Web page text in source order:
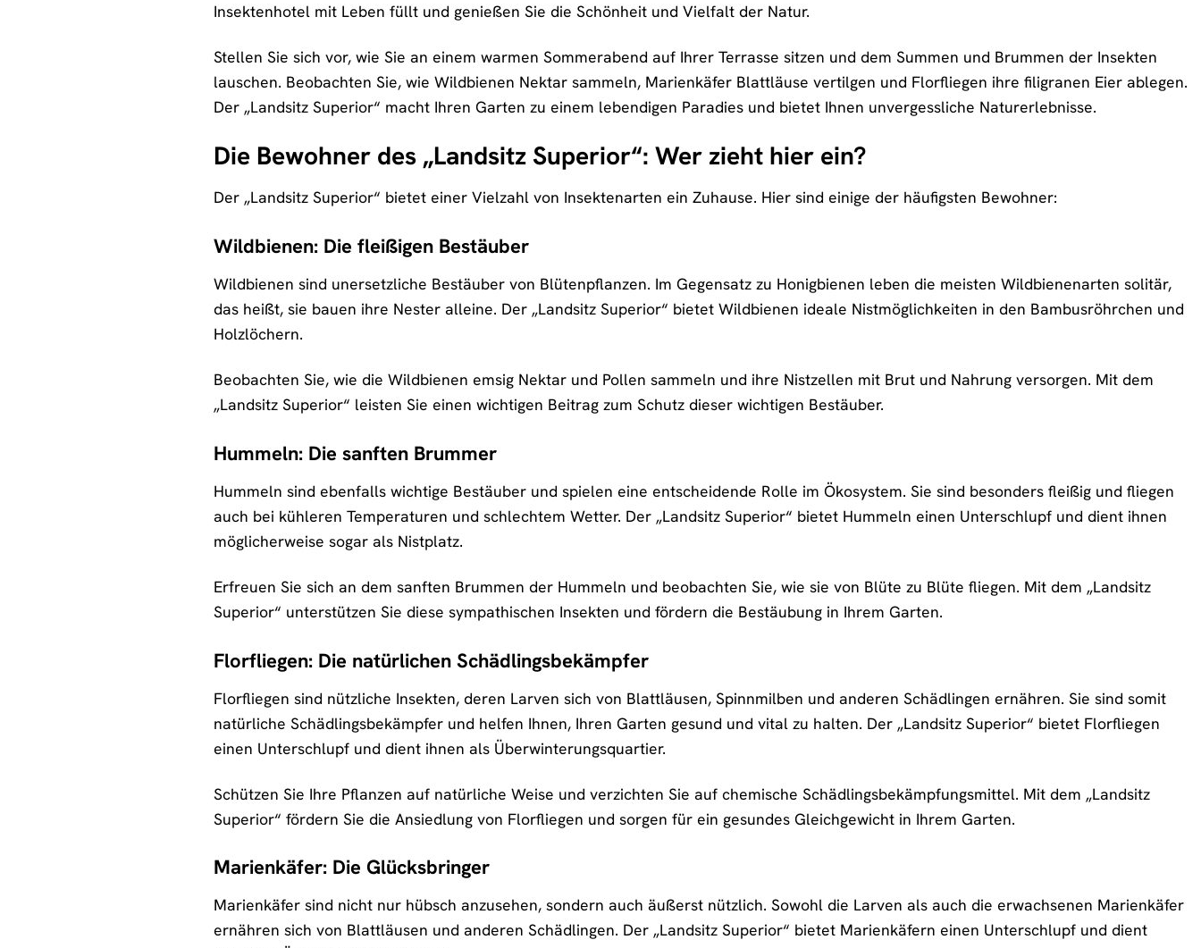
Insektenhotel mit Leben füllt und genießen Sie die Schönheit und Vielfalt der Natur.
Stellen Sie sich vor, wie Sie an einem warmen Sommerabend auf Ihrer Terrasse sitzen und dem Summen und Brummen der Insekten
lauschen. Beobachten Sie, wie Wildbienen Nektar sammeln, Marienkäfer Blattläuse vertilgen und Florfliegen ihre filigranen Eier ablegen.
Der „Landsitz Superior“ macht Ihren Garten zu einem lebendigen Paradies und bietet Ihnen unvergessliche Naturerlebnisse.
Die Bewohner des „Landsitz Superior“: Wer zieht hier ein?
Der „Landsitz Superior“ bietet einer Vielzahl von Insektenarten ein Zuhause. Hier sind einige der häufigsten Bewohner:
Wildbienen: Die fleißigen Bestäuber
Wildbienen sind unersetzliche Bestäuber von Blütenpflanzen. Im Gegensatz zu Honigbienen leben die meisten Wildbienenarten solitär,
das heißt, sie bauen ihre Nester alleine. Der „Landsitz Superior“ bietet Wildbienen ideale Nistmöglichkeiten in den Bambusröhrchen und
Holzlöchern.
Beobachten Sie, wie die Wildbienen emsig Nektar und Pollen sammeln und ihre Nistzellen mit Brut und Nahrung versorgen. Mit dem
„Landsitz Superior“ leisten Sie einen wichtigen Beitrag zum Schutz dieser wichtigen Bestäuber.
Hummeln: Die sanften Brummer
Hummeln sind ebenfalls wichtige Bestäuber und spielen eine entscheidende Rolle im Ökosystem. Sie sind besonders fleißig und fliegen
auch bei kühleren Temperaturen und schlechtem Wetter. Der „Landsitz Superior“ bietet Hummeln einen Unterschlupf und dient ihnen
möglicherweise sogar als Nistplatz.
Erfreuen Sie sich an dem sanften Brummen der Hummeln und beobachten Sie, wie sie von Blüte zu Blüte fliegen. Mit dem „Landsitz
Superior“ unterstützen Sie diese sympathischen Insekten und fördern die Bestäubung in Ihrem Garten.
Florfliegen: Die natürlichen Schädlingsbekämpfer
Florfliegen sind nützliche Insekten, deren Larven sich von Blattläusen, Spinnmilben und anderen Schädlingen ernähren. Sie sind somit
natürliche Schädlingsbekämpfer und helfen Ihnen, Ihren Garten gesund und vital zu halten. Der „Landsitz Superior“ bietet Florfliegen
einen Unterschlupf und dient ihnen als Überwinterungsquartier.
Schützen Sie Ihre Pflanzen auf natürliche Weise und verzichten Sie auf chemische Schädlingsbekämpfungsmittel. Mit dem „Landsitz
Superior“ fördern Sie die Ansiedlung von Florfliegen und sorgen für ein gesundes Gleichgewicht in Ihrem Garten.
Marienkäfer: Die Glücksbringer
Marienkäfer sind nicht nur hübsch anzusehen, sondern auch äußerst nützlich. Sowohl die Larven als auch die erwachsenen Marienkäfer
ernähren sich von Blattläusen und anderen Schädlingen. Der „Landsitz Superior“ bietet Marienkäfern einen Unterschlupf und dient